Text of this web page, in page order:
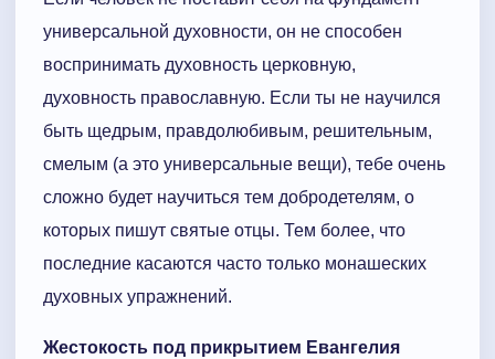
универсальной духовности, он не способен
воспринимать духовность церковную,
духовность православную. Если ты не научился
быть щедрым, правдолюбивым, решительным,
смелым (а это универсальные вещи), тебе очень
сложно будет научиться тем добродетелям, о
которых пишут святые отцы. Тем более, что
последние касаются часто только монашеских
духовных упражнений.
Жестокость под прикрытием Евангелия